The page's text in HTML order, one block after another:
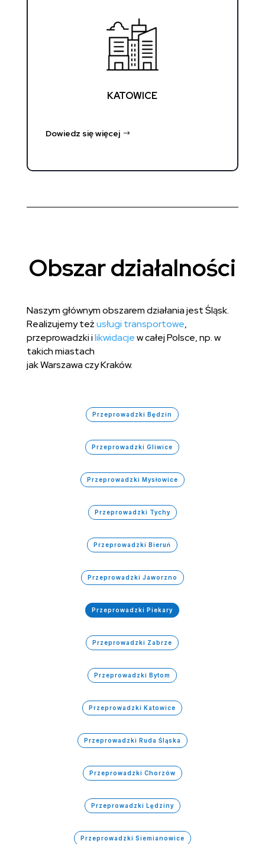
KATOWICE
Dowiedz się więcej
Obszar działalności
Naszym głównym obszarem działania jest Śląsk.
Realizujemy teżusługi transportowe,
przeprowadzki ilikwidacjew całej Polsce, np. w
takich miastach
jak Warszawa czy Kraków.
Przeprowadzki Będzin
Przeprowadzki Gliwice
Przeprowadzki Mysłowice
Przeprowadzki Tychy
Przeprowadzki Bieruń
Przeprowadzki Jaworzno
Przeprowadzki Piekary
Przeprowadzki Zabrze
Przeprowadzki Bytom
Przeprowadzki Katowice
Przeprowadzki Ruda Śląska
Przeprowadzki Chorzów
Przeprowadzki Lędziny
Przeprowadzki Siemianowice